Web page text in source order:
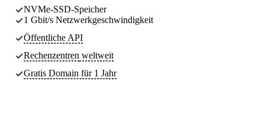
NVMe-SSD-Speicher
1 Gbit/s Netzwerkgeschwindigkeit
Öffentliche API
Rechenzentren weltweit
Gratis Domain für 1 Jahr